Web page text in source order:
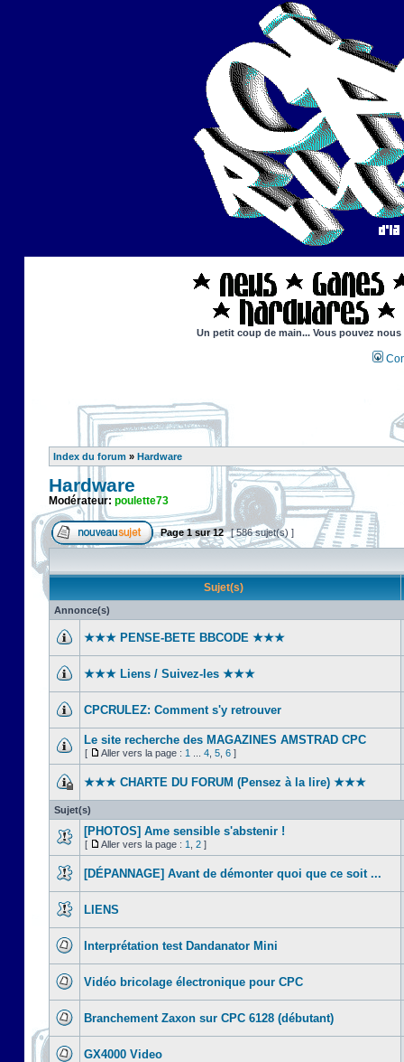
Un petit coup de main... Vous pouvez
Index du forum » Hardware
Hardware
Modérateur: poulette73
Page1sur12 [ 586 sujet(s) ]
Sujet(s)
Annonce(s)
★★★ PENSE-BETE BBCODE ★★★
★★★ Liens / Suivez-les ★★★
CPCRULEZ: Comment s'y retrouver‎
Le site recherche des MAGAZINES AMSTRAD CPC
[ Aller vers la page : 1 4 5 6 ]
★★★ CHARTE DU FORUM (Pensez à la lire) ★★★
Sujet(s)
[PHOTOS] Ame sensible s'abstenir !
[ Aller vers la page : 1 2 ]
[DÉPANNAGE] Avant de démonter quoi que ce soit ...
LIENS
Interprétation test Dandanator Mini
Vidéo bricolage électronique pour CPC
Branchement Zaxon sur CPC 6128 (débutant)
GX4000 Video